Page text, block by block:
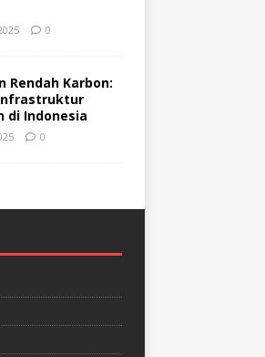
0
Rendah Karbon:
di Indonesia
0